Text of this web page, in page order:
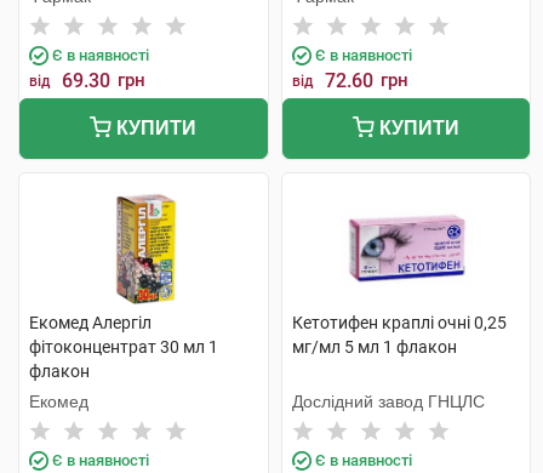
Є в наявності
від 69.30 грн
КУПИТИ
Є в наявності
від 72.60 грн
КУПИТИ
Екомед Алергіл
фітоконцентрат 30 мл 1
флакон
Екомед
Є в наявності
Кетотифен краплі очні 0,25
мг/мл 5 мл 1 флакон
Дослідний завод ГНЦЛС
Є в наявності